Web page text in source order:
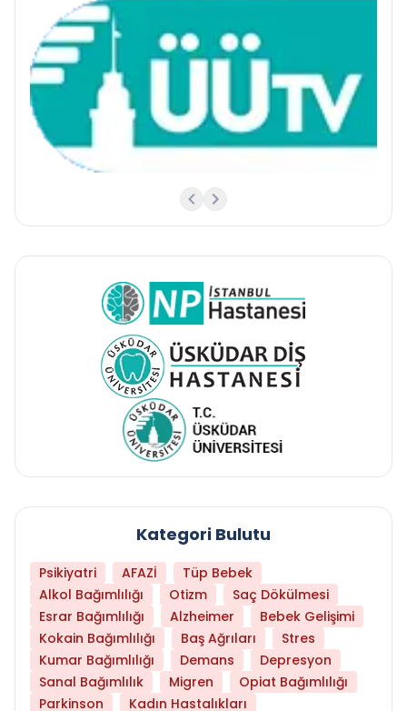
Kategori Bulutu
Psikiyatri AFAZİ
Tüp Bebek
Alkol Bağımlılığı
Otizm
Saç Dökülmesi
Esrar Bağımlılığı
Alzheimer
Bebek Gelişimi
Kokain Bağımlılığı
Baş Ağrıları
Stres
Kumar Bağımlılığı
Demans
Depresyon
Sanal Bağımlılık
Migren
Opiat Bağımlılığı
Parkinson
Kadın Hastalıkları